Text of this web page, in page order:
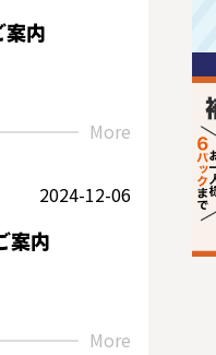
内
More
2024-12-06
案内
More